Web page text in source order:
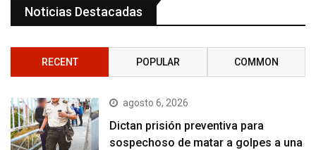
Noticias Destacadas
RECENT POPULAR COMMON
agosto 6, 2026
Dictan prisión preventiva para
sospechoso de matar a golpes a una